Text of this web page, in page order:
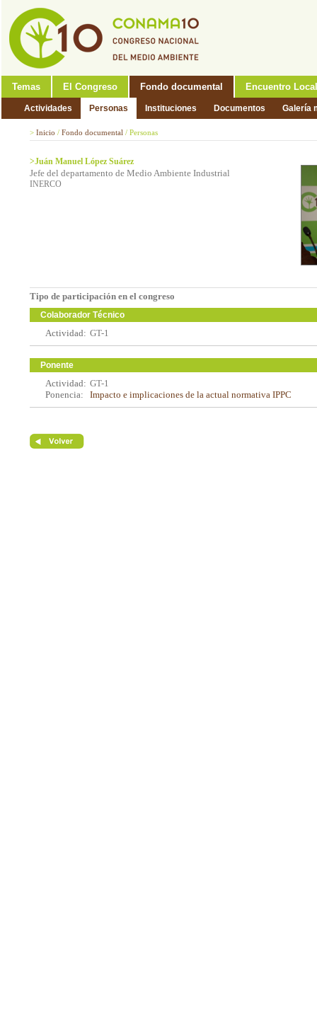
Temas El Congreso Fondo documental Encuentro Local
Actividades Personas Instituciones Documentos Galería
> Inicio / Fondo documental / Personas
>Juán Manuel López Suárez
Jefe del departamento de Medio Ambiente Industrial
INERCO
Tipo de participación en el congreso
Colaborador Técnico
Actividad: GT-1
Ponente
Actividad: GT-1
Ponencia:
Impacto e implicaciones de la actual normativa IPPC